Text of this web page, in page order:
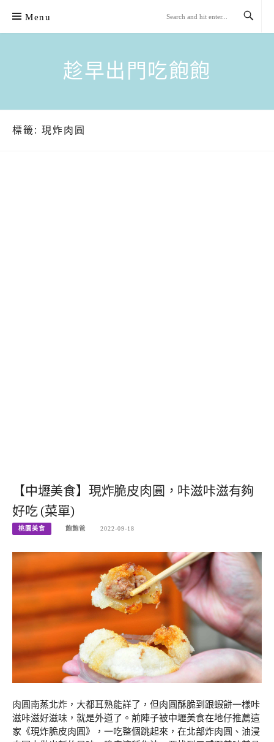
content
Menu
趁早出門吃飽飽
標籤: 現炸肉圓
【中壢美食】現炸脆皮肉圓，咔滋咔滋有夠
好吃 (菜單)
桃園美食 飽飽爸 2022-09-18
肉圓南蒸北炸，大都耳熟能詳了，但肉圓酥脆到跟蝦餅一樣咔
滋咔滋好滋味，就是外道了。前陣子被中壢美食在地仔推薦這
家《現炸脆皮肉圓》，一吃整個跳起來，在北部炸肉圓、油浸